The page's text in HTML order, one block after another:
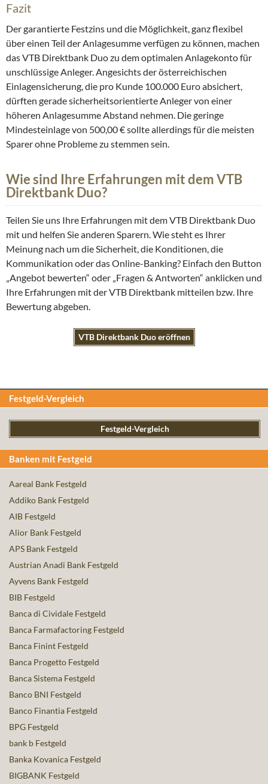
Fazit
Der garantierte Festzins und die Möglichkeit, ganz flexibel
über einen Teil der Anlagesumme verfügen zu können, machen
das VTB Direktbank Duo zu dem optimalen Anlagekonto für
unschlüssige Anleger. Angesichts der österreichischen
Einlagensicherung, die pro Kunde 100.000 Euro absichert,
dürften gerade sicherheitsorientierte Anleger von einer
höheren Anlagesumme Abstand nehmen. Die geringe
Mindesteinlage von 500,00 € sollte allerdings für die meisten
Sparer ohne Probleme zu stemmen sein.
Wie sind Ihre Erfahrungen mit dem VTB
Direktbank Duo?
Teilen Sie uns Ihre Erfahrungen mit dem VTB Direktbank Duo
mit und helfen Sie anderen Sparern. Wie steht es Ihrer
Meinung nach um die Sicherheit, die Konditionen, die
Kommunikation oder das Online-Banking? Einfach den Button
„Angebot bewerten“ oder „Fragen & Antworten“ anklicken und
Ihre Erfahrungen mit der VTB Direktbank mitteilen bzw. Ihre
Bewertung abgeben.
VTB Direktbank Duo eröffnen
Festgeld-Vergleich
Festgeld-Vergleich
Banken mit Festgeld
Aareal Bank Festgeld
Addiko Bank Festgeld
AIB Festgeld
Alior Bank Festgeld
APS Bank Festgeld
Austrian Anadi Bank Festgeld
Ayvens Bank Festgeld
BIB Festgeld
Banca di Cividale Festgeld
Banca Farmafactoring Festgeld
Banca Finint Festgeld
Banca Progetto Festgeld
Banca Sistema Festgeld
Banco BNI Festgeld
Banco Finantia Festgeld
BPG Festgeld
bank b Festgeld
Banka Kovanica Festgeld
BIGBANK Festgeld